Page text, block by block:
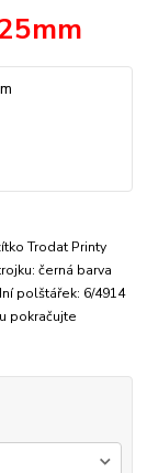
Trodat Printy
černá barva
polštářek: 6/4914
pokračujte